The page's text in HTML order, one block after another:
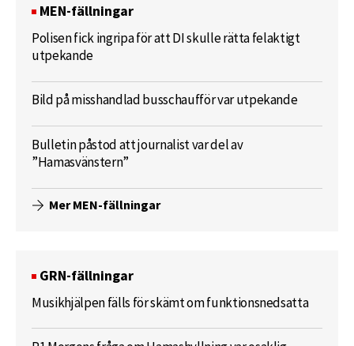
MEN-fällningar
Polisen fick ingripa för att DI skulle rätta felaktigt
utpekande
Bild på misshandlad busschaufför var utpekande
Bulletin påstod att journalist var del av
”Hamasvänstern”
Mer MEN-fällningar
GRN-fällningar
Musikhjälpen fälls för skämt om funktionsnedsatta